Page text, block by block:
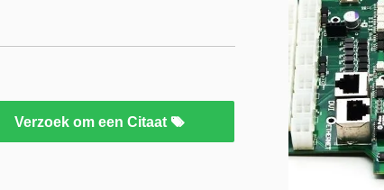
Verzoek om een Citaat